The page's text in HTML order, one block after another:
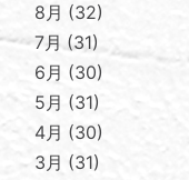
8月
32
7月 31
6月
30
5月
31
4月
30
3月
31